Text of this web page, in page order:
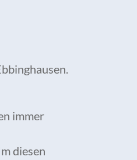
immer
diesen